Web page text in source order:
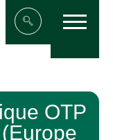
Afficher/
Menu
OTP